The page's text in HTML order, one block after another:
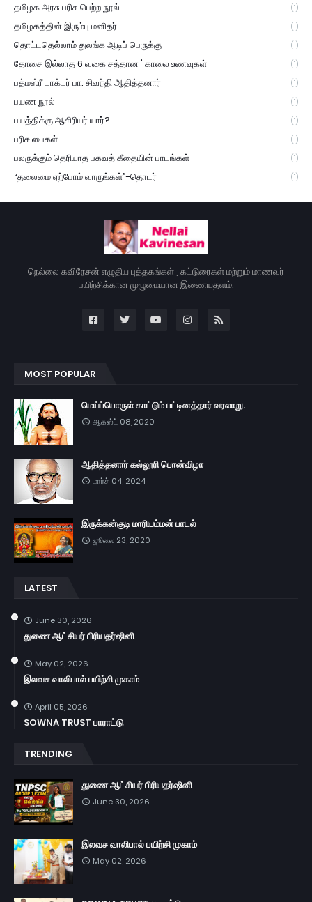
தமிழக அரசு பரிசு பெற்ற நூல் (1)
தமிழகத்தின் இரும்பு மனிதர் (1)
தொட்டதெல்லாம் துலங்க ஆடிப் பெருக்கு (1)
தோசை இல்லாத 6 வகை சத்தான ' காலை உணவுகள் (1)
பத்மஸ்ரீ டாக்டர் பா. சிவந்தி ஆதித்தனார் (1)
பயண நூல் (1)
பயத்திக்கு ஆசிரியர் யார்? (1)
பரிசு பைகள் (1)
பலருக்கும் தெரியாத பகவத் கீதையின் பாடங்கள் (1)
“தலைமை ஏற்போம் வாருங்கள்”-தொடர் (1)
நெல்லை கவிநேசன் எழுதிய புத்தகங்கள் , கட்டுரைகள் மற்றும் மாணவர்
பயிற்சிக்கான முழுமையான இணையதளம்.
MOST POPULAR
மெய்ப்பொருள் காட்டும் பட்டினத்தார் வரலாறு.
ஆகஸ்ட் 08, 2020
ஆதித்தனார் கல்லூரி பொன்விழா
மார்ச் 04, 2024
இருக்கன்குடி மாரியம்மன் பாடல்
ஜூலை 23, 2020
LATEST
June 30, 2026
துணை ஆட்சியர் பிரியதர்ஷினி
May 02, 2026
இலவச வாலிபால் பயிற்சி முகாம்
April 05, 2026
SOWNA TRUST பாராட்டு
TRENDING
துணை ஆட்சியர் பிரியதர்ஷினி
June 30, 2026
இலவச வாலிபால் பயிற்சி முகாம்
May 02, 2026